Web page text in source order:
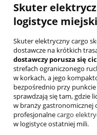
Skuter
logistyce
Skuter elektryczny cargo
dostawcze na krótkich
dostawczy porusza się
strefach ograniczonego
w korkach, a jego
bezpośrednio przy
sprawdzają się tam, gdzie
w branży gastronomicznej
profesjonalnecargo
w logistyce ostatniej mili.